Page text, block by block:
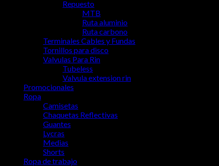
Repuesto
MTB
Ruta aluminio
Ruta carbono
Terminales Cables y Fundas
Tornillos para disco
Valvulas Para Rin
Tubeless
Valvula extension rin
Promocionales
Ropa
Camisetas
Chaquetas Reflectivas
Guantes
Lycras
Medias
Shorts
Ropa de trabajo